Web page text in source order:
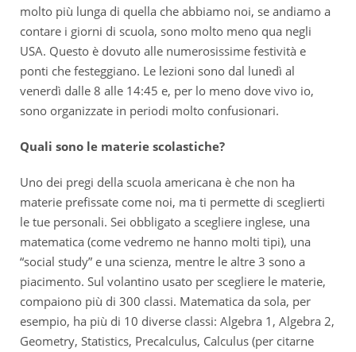
molto più lunga di quella che abbiamo noi, se andiamo a
contare i giorni di scuola, sono molto meno qua negli
USA. Questo è dovuto alle numerosissime festività e
ponti che festeggiano. Le lezioni sono dal lunedì al
venerdì dalle 8 alle 14:45 e, per lo meno dove vivo io,
sono organizzate in periodi molto confusionari.
Quali sono le materie scolastiche?
Uno dei pregi della scuola americana è che non ha
materie prefissate come noi, ma ti permette di sceglierti
le tue personali. Sei obbligato a scegliere inglese, una
matematica (come vedremo ne hanno molti tipi), una
“social study” e una scienza, mentre le altre 3 sono a
piacimento. Sul volantino usato per scegliere le materie,
compaiono più di 300 classi. Matematica da sola, per
esempio, ha più di 10 diverse classi: Algebra 1, Algebra 2,
Geometry, Statistics, Precalculus, Calculus (per citarne